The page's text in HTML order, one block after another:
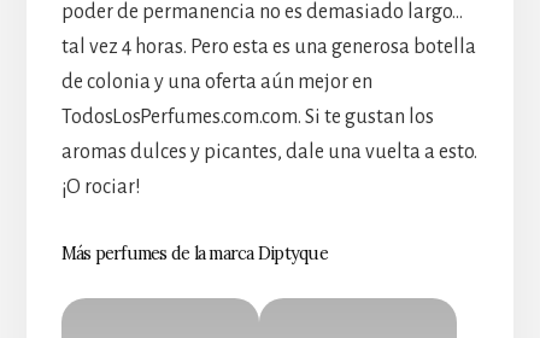
poder de permanencia no es demasiado largo…
tal vez 4 horas. Pero esta es una generosa botella
de colonia y una oferta aún mejor en
TodosLosPerfumes.com.com. Si te gustan los
aromas dulces y picantes, dale una vuelta a esto.
¡O rociar!
Más perfumes de la marca Diptyque